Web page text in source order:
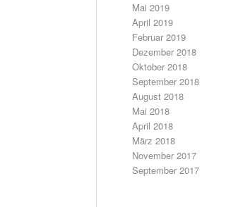
Mai 2019
April 2019
Februar 2019
Dezember 2018
Oktober 2018
September 2018
August 2018
Mai 2018
April 2018
März 2018
November 2017
September 2017